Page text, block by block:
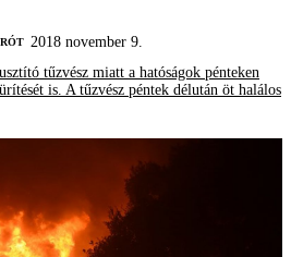
2018 november 9.
tűzvész miatt a hatóságok pénteken
is. A tűzvész péntek délután öt halálos